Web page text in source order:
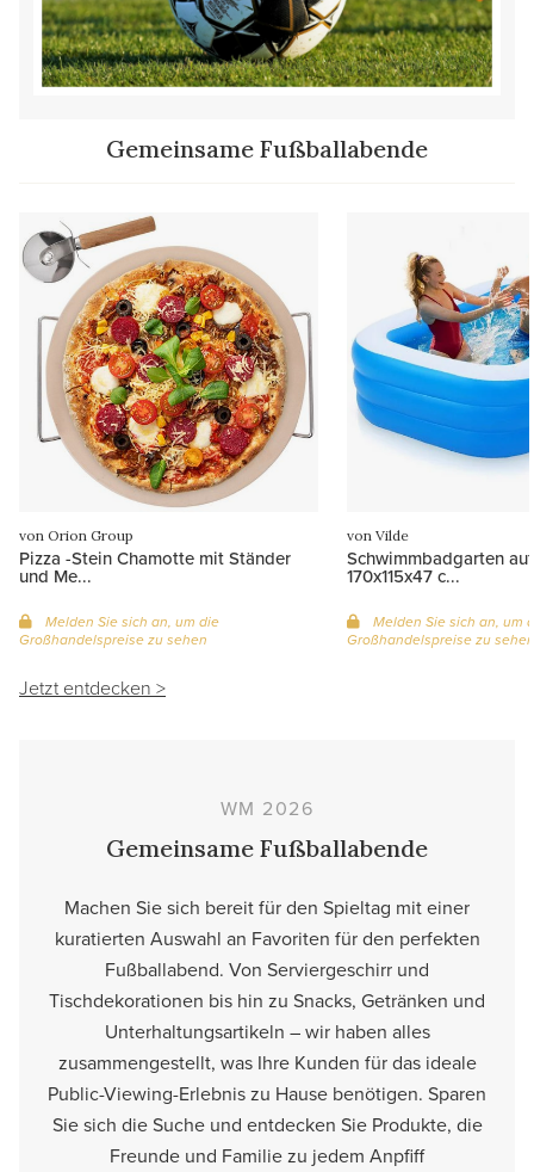
Gemeinsame Fußballabende
von Orion Group
Pizza -Stein Chamotte mit Ständer
und Me...
Melden Sie sich an, um die
Großhandelspreise zu sehen
von Vilde
Schwimmbadgarten
170x115x47 c...
Melden Sie sich an, um
Großhandelspreise zu sehen
Jetzt entdecken >
WM 2026
Gemeinsame Fußballabende
Machen Sie sich bereit für den Spieltag mit einer
kuratierten Auswahl an Favoriten für den perfekten
Fußballabend. Von Serviergeschirr und
Tischdekorationen bis hin zu Snacks, Getränken und
Unterhaltungsartikeln – wir haben alles
zusammengestellt, was Ihre Kunden für das ideale
Public-Viewing-Erlebnis zu Hause benötigen. Sparen
Sie sich die Suche und entdecken Sie Produkte, die
Freunde und Familie zu jedem Anpfiff